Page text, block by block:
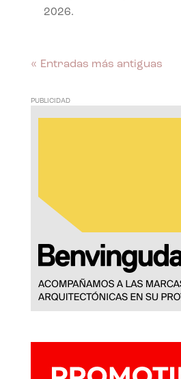
2026.
« Entradas más antiguas
PUBLICIDAD